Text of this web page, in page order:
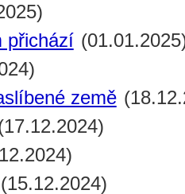
přichází
země
(15.12.2024)